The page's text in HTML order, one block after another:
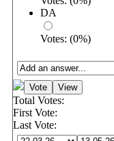
DA
Votes: (0%)
Total Votes:
First Vote:
Last Vote: